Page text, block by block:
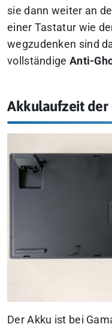
sie dann weiter an
einer Tastatur wie
wegzudenken sind
vollständige Anti-
Akkulaufzeit der
Der Akku ist bei